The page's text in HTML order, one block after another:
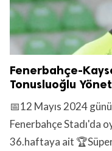
Fenerbahçe-
Tonusluoğlu
📅12 Mayıs 2024
Fenerbahçe Stadı'da
36.haftaya ait